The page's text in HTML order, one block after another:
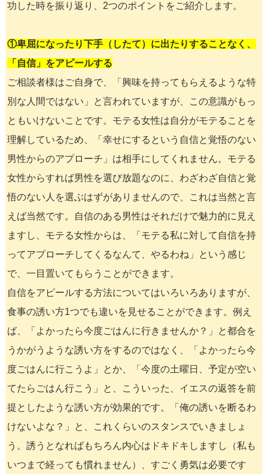
功した時を振り返り、2つのポイントをご紹介します。
①卑屈になったり下手（したて）に出たりすることなく、
「自信」をアピールする
ご相談者様はご自身で、「興味を持ってもらえるような特
別な人間ではない」と言われていますが、この意識がもっ
ともいけないことです。モテる女性は自分がモテることを
理解しているため、「幸せにするという自信と覚悟のない
男性からのアプローチ」は相手にしてくれません。モテる
女性からすれば男性を選び放題なのに、わざわざ自信と覚
悟のない人を選ぶはずがありませんので、これは当然と言
えば当然です。自信のある男性はそれだけで魅力的に見え
ますし、モテる女性からは、「モテる私に対して自信を持
ってアプローチしてくるなんて、やるわね」という感じ
で、一目置いてもらうことができます。
自信をアピールする方法についてはいろいろありますが、
食事の誘い方1つでも違いを見せることができます。例え
ば、「よかったら今度ごはんに行きませんか？」と都合を
うかがうような誘い方をするのではなく、「よかったら今
度ごはんに行こうよ」とか、「今度の土曜日、予定が空い
てたらごはん行こう」と、こういった、イエスの返答を前
提としたような誘い方が効果的です。「俺の誘いを断るわ
けないよな？」と、これくらいのスタンスでいきましょ
う。誘うとなればもちろん内心はドキドキしますし（私も
いつまで経っても慣れません）、すごく勇気は必要です